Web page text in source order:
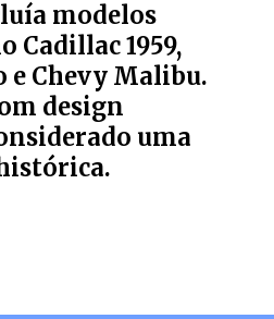
modelos
Cadillac 1959,
e Chevy Malibu.
design
uma